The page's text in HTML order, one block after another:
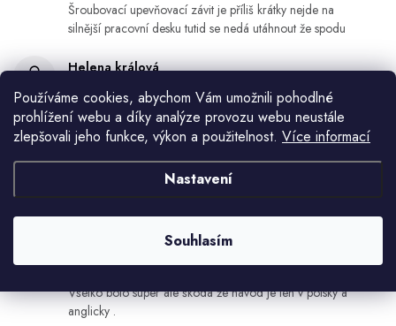
Používáme cookies, abychom Vám umožnili pohodlné
prohlížení webu a díky analýze provozu webu neustále
zlepšovali jeho funkce, výkon a použitelnost. Více informací
Nastavení
Souhlasím
Šroubovací upevňovací závit je příliš krátky nejde na
silnější pracovní desku tutid se nedá utáhnout že spodu
Helena králová
8.8.2026
Objednala jsem si kvetinace a jede n byl praskly dole a
kdyz jsem napsala jak to budem resit tak zadna odpoved
7.8.2026
Všetko bolo super ale škoda že návod je len v polsky a
anglicky .